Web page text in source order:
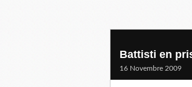
Battisti en
16 Novembre 2009